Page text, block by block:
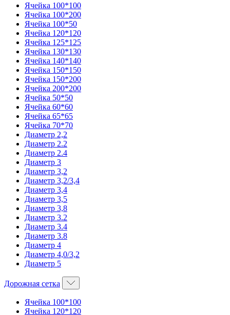
Ячейка 100*100
Ячейка 100*200
Ячейка 100*50
Ячейка 120*120
Ячейка 125*125
Ячейка 130*130
Ячейка 140*140
Ячейка 150*150
Ячейка 150*200
Ячейка 200*200
Ячейка 50*50
Ячейка 60*60
Ячейка 65*65
Ячейка 70*70
Диаметр 2,2
Диаметр 2.2
Диаметр 2.4
Диаметр 3
Диаметр 3,2
Диаметр 3,2/3,4
Диаметр 3,4
Диаметр 3,5
Диаметр 3,8
Диаметр 3.2
Диаметр 3.4
Диаметр 3.8
Диаметр 4
Диаметр 4,0/3,2
Диаметр 5
Дорожная сетка
Ячейка 100*100
Ячейка 120*120